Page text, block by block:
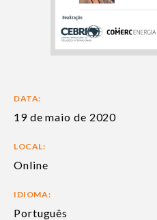
DATA:
19 de maio de 2020
LOCAL:
Online
IDIOMA:
Português